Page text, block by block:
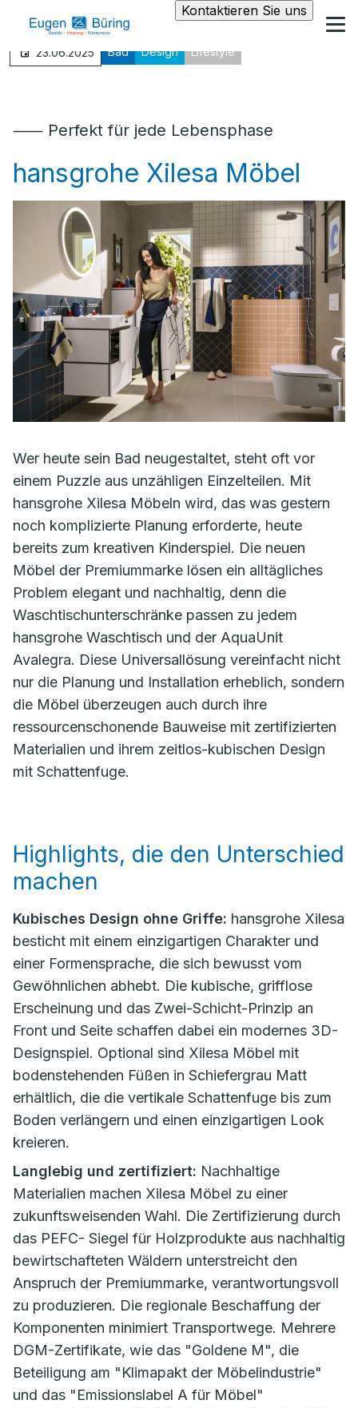
Kontaktieren Sie uns
23.06.2025 Bad Design Lifestyle
⸺ Perfekt für jede Lebensphase
hansgrohe Xilesa Möbel
Wer heute sein Bad neugestaltet, steht oft vor
einem Puzzle aus unzähligen Einzelteilen. Mit
hansgrohe Xilesa Möbeln wird, das was gestern
noch komplizierte Planung erforderte, heute
bereits zum kreativen Kinderspiel. Die neuen
Möbel der Premiummarke lösen ein alltägliches
Problem elegant und nachhaltig, denn die
Waschtischunterschränke passen zu jedem
hansgrohe Waschtisch und der AquaUnit
Avalegra. Diese Universallösung vereinfacht nicht
nur die Planung und Installation erheblich, sondern
die Möbel überzeugen auch durch ihre
ressourcenschonende Bauweise mit zertifizierten
Materialien und ihrem zeitlos-kubischen Design
mit Schattenfuge.
Highlights, die den Unterschied
machen
Kubisches Design ohne Griffe: hansgrohe Xilesa
besticht mit einem einzigartigen Charakter und
einer Formensprache, die sich bewusst vom
Gewöhnlichen abhebt. Die kubische, grifflose
Erscheinung und das Zwei-Schicht-Prinzip an
Front und Seite schaffen dabei ein modernes 3D-
Designspiel. Optional sind Xilesa Möbel mit
bodenstehenden Füßen in Schiefergrau Matt
erhältlich, die die vertikale Schattenfuge bis zum
Boden verlängern und einen einzigartigen Look
kreieren.
Langlebig und zertifiziert: Nachhaltige
Materialien machen Xilesa Möbel zu einer
zukunftsweisenden Wahl. Die Zertifizierung durch
das PEFC- Siegel für Holzprodukte aus nachhaltig
bewirtschafteten Wäldern unterstreicht den
Anspruch der Premiummarke, verantwortungsvoll
zu produzieren. Die regionale Beschaffung der
Komponenten minimiert Transportwege. Mehrere
DGM-Zertifikate, wie das "Goldene M", die
Beteiligung am "Klimapakt der Möbelindustrie"
und das "Emissionslabel A für Möbel"